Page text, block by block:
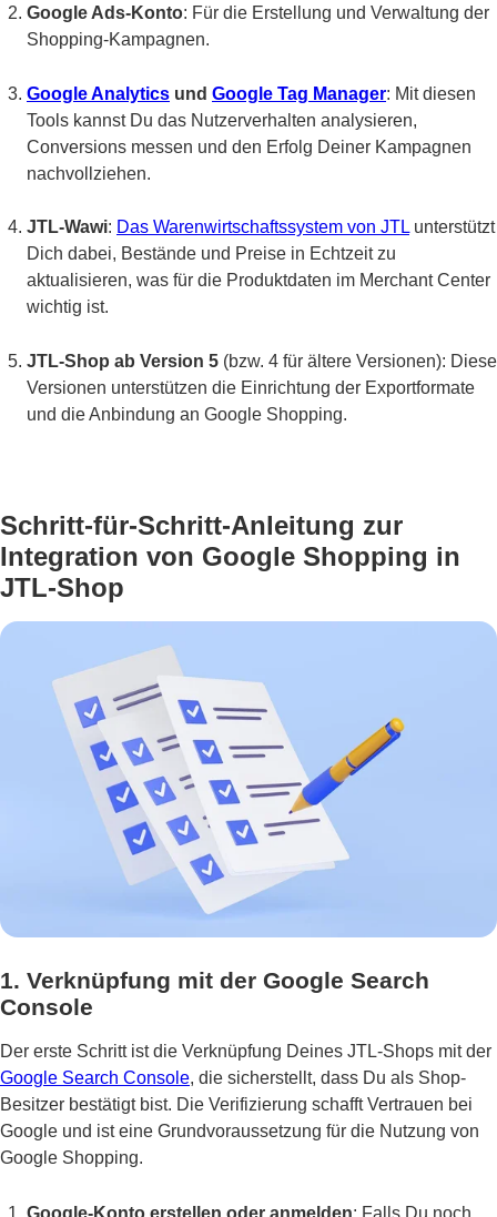
Google Ads-Konto: Für die Erstellung und Verwaltung der
Shopping-Kampagnen.
Google Analytics und Google Tag Manager: Mit diesen
Tools kannst Du das Nutzerverhalten analysieren,
Conversions messen und den Erfolg Deiner Kampagnen
nachvollziehen.
JTL-Wawi: Das Warenwirtschaftssystem von JTLunterstützt
Dich dabei, Bestände und Preise in Echtzeit zu
aktualisieren, was für die Produktdaten im Merchant Center
wichtig ist.
JTL-Shop ab Version 5 (bzw. 4 für ältere Versionen): Diese
Versionen unterstützen die Einrichtung der Exportformate
und die Anbindung an Google Shopping.
Schritt-für-Schritt-Anleitung zur
Integration von Google Shopping in
JTL-Shop
1. Verknüpfung mit der Google Search
Console
Der erste Schritt ist die Verknüpfung Deines JTL-Shops mit der
Google Search Console, die sicherstellt, dass Du als Shop-
Besitzer bestätigt bist. Die Verifizierung schafft Vertrauen bei
Google und ist eine Grundvoraussetzung für die Nutzung von
Google Shopping.